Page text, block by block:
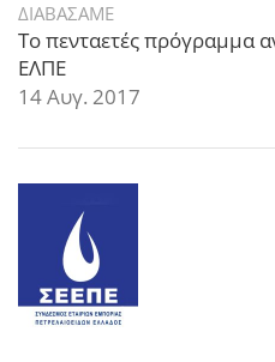
ΔΙΑΒΑΣΑΜΕ
Το πενταετές πρόγραμμα
ΕΛΠΕ
14 Αυγ. 2017